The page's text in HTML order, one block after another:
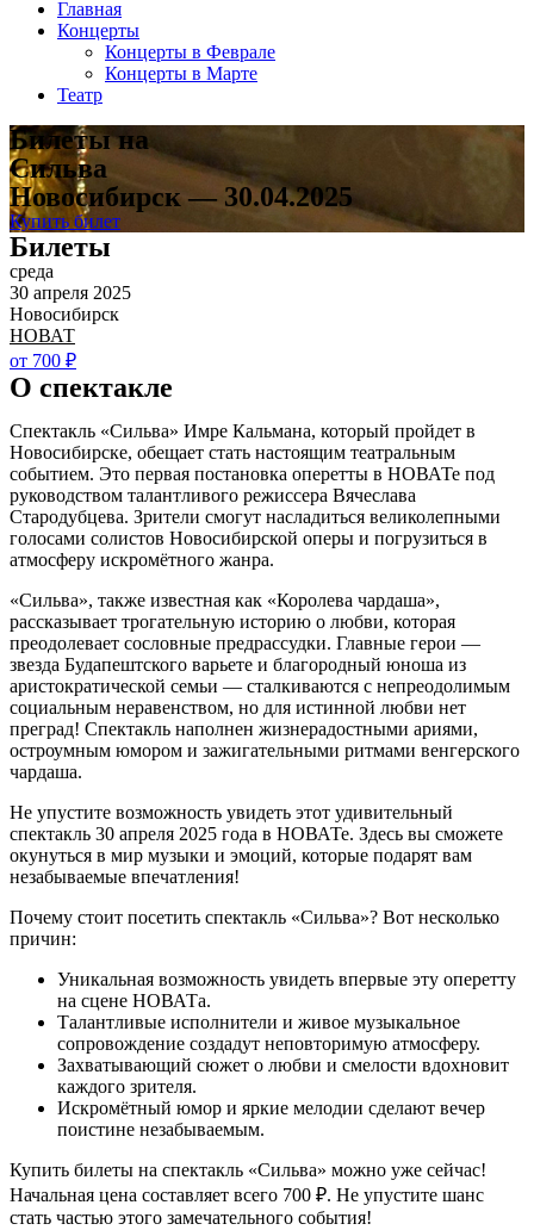
Главная
Концерты
Концерты в Феврале
Концерты в Марте
Театр
Билеты на
Сильва
Новосибирск — 30.04.2025
Купить билет
Билеты
среда
30 апреля 2025
Новосибирск
НОВАТ
от 700 ₽
О спектакле
Спектакль «Сильва» Имре Кальмана, который пройдет в
Новосибирске, обещает стать настоящим театральным
событием. Это первая постановка оперетты в НОВАТе под
руководством талантливого режиссера Вячеслава
Стародубцева. Зрители смогут насладиться великолепными
голосами солистов Новосибирской оперы и погрузиться в
атмосферу искромётного жанра.
«Сильва», также известная как «Королева чардаша»,
рассказывает трогательную историю о любви, которая
преодолевает сословные предрассудки. Главные герои —
звезда Будапештского варьете и благородный юноша из
аристократической семьи — сталкиваются с непреодолимым
социальным неравенством, но для истинной любви нет
преград! Спектакль наполнен жизнерадостными ариями,
остроумным юмором и зажигательными ритмами венгерского
чардаша.
Не упустите возможность увидеть этот удивительный
спектакль 30 апреля 2025 года в НОВАТе. Здесь вы сможете
окунуться в мир музыки и эмоций, которые подарят вам
незабываемые впечатления!
Почему стоит посетить спектакль «Сильва»? Вот несколько
причин:
Уникальная возможность увидеть впервые эту оперетту
на сцене НОВАТа.
Талантливые исполнители и живое музыкальное
сопровождение создадут неповторимую атмосферу.
Захватывающий сюжет о любви и смелости вдохновит
каждого зрителя.
Искромётный юмор и яркие мелодии сделают вечер
поистине незабываемым.
Купить билеты на спектакль «Сильва» можно уже сейчас!
Начальная цена составляет всего 700 ₽. Не упустите шанс
стать частью этого замечательного события!